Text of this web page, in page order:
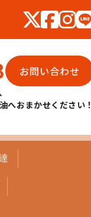
お問い合わせ
へおまかせください！